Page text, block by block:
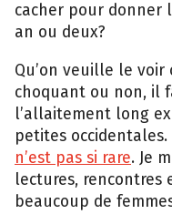
cacher pour donner
an ou deux?
Qu’on veuille le voir
choquant ou non, il
l’allaitement long
petites occidentales.
n’est pas si rare. Je
lectures, rencontres
beaucoup de